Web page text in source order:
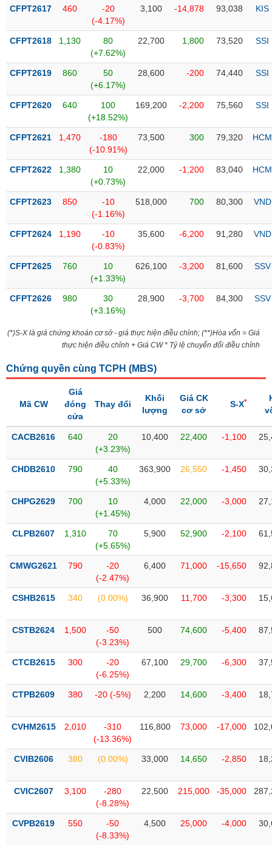
quan
Giao
dịch
Tài
chính
Phân
tích
thuật
sơ
nghiệp
tức
sự
Tài
thị
CFPT2617 460
-20
(-4.17%)
3,100 -14,878 93,038 KIS
CFPT2618 1,130
80
(+7.62%)
22,700 1,800 73,520 SSI
CFPT2619 860
50
(+6.17%)
28,600 -200 74,440 SSI
CFPT2620 640
100
(+18.52%)
169,200 -2,200 75,560 SSI
CFPT2621 1,470
-180
(-10.91%)
73,500 300 79,320 HCM
CFPT2622 1,380
10
(+0.73%)
22,000 -1,200 83,040 HCM
CFPT2623 850
-10
(-1.16%)
518,000 700 80,300 VND
CFPT2624 1,190
-10
(-0.83%)
35,600 -6,200 91,280 VND
CFPT2625 760
10
(+1.33%)
626,100 -3,200 81,600 SSV
CFPT2626 980
30
(+3.16%)
28,900 -3,700 84,300 SSV
(*)S-X là giá chứng khoán cơ sở - giá thực hiện điều chỉnh; (**)Hòa vốn = Giá
thực hiện điều chỉnh + Giá CW * Tỷ lệ chuyển đổi điều chỉnh
Chứng quyền cùng TCPH (MBS)
Mã CW
Giá
đóng
cửa
Thay đổi
Khối
lượng
Giá CK
cơ sở
S-X*
CACB2616 640
20
(+3.23%)
10,400 22,400 -1,100
CHDB2610 790
40
(+5.33%)
363,900 26,550 -1,450
CHPG2629 700
10
(+1.45%)
4,000 22,000 -3,000
CLPB2607 1,310
70
(+5.65%)
5,900 52,900 -2,100
CMWG2621 790
-20
(-2.47%)
6,400 71,000 -15,650
CSHB2615 340 (0.00%) 36,900 11,700 -3,300
CSTB2624 1,500
-50
(-3.23%)
500 74,600 -5,400
CTCB2615 300
-20
(-6.25%)
67,100 29,700 -6,300
CTPB2609 380 -20 (-5%) 2,200 14,600 -3,400
CVHM2615 2,010
-310
(-13.36%)
116,800 73,000 -17,000
CVIB2606 380 (0.00%) 33,000 14,650 -2,850
CVIC2607 3,100
-280
(-8.28%)
22,500 215,000 -35,000
CVPB2619 550
-50
(-8.33%)
4,500 25,000 -4,000
VS-
LƯỢNG
NGUYÊN
VẬT
NGHIỆP
DÙNG
YẾU
TIÊU
THIẾT
YẾU
CHĂM
SỨC
TÀI
TIN
VỤ